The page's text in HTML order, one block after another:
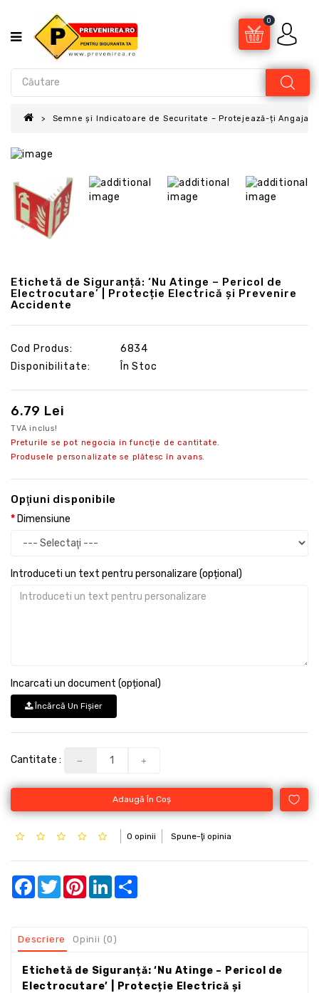
0
Semne și Indicatoare de Securitate – Protejează-ți
Etichetă de Siguranță: ‘Nu Atinge – Pericol de
Electrocutare’ | Protecție Electrică și Prevenire
Accidente
Cod Produs:
6834
Disponibilitate:
În Stoc
6.79 Lei
TVA inclus!
Preturile se pot negocia in funcție de cantitate.
Produsele personalizate se plătesc în avans.
Opţiuni disponibile
Dimensiune
Introduceti un text pentru personalizare (opțional)
Incarcati un document (opțional)
Încărcă Un Fişier
Cantitate :
Adaugă În Coş
0 opinii Spune-ţi opinia
Facebook
TwitterPinterestLinkedIn
Descriere Opinii (0)
Etichetă de Siguranță: ‘Nu Atinge – Pericol de
Electrocutare’ | Protecție Electrică și